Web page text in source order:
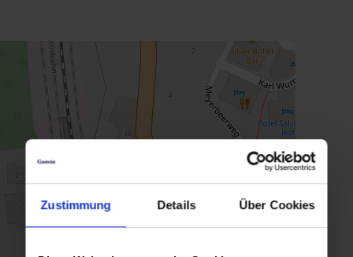
Zustimmung Details Über Cookies